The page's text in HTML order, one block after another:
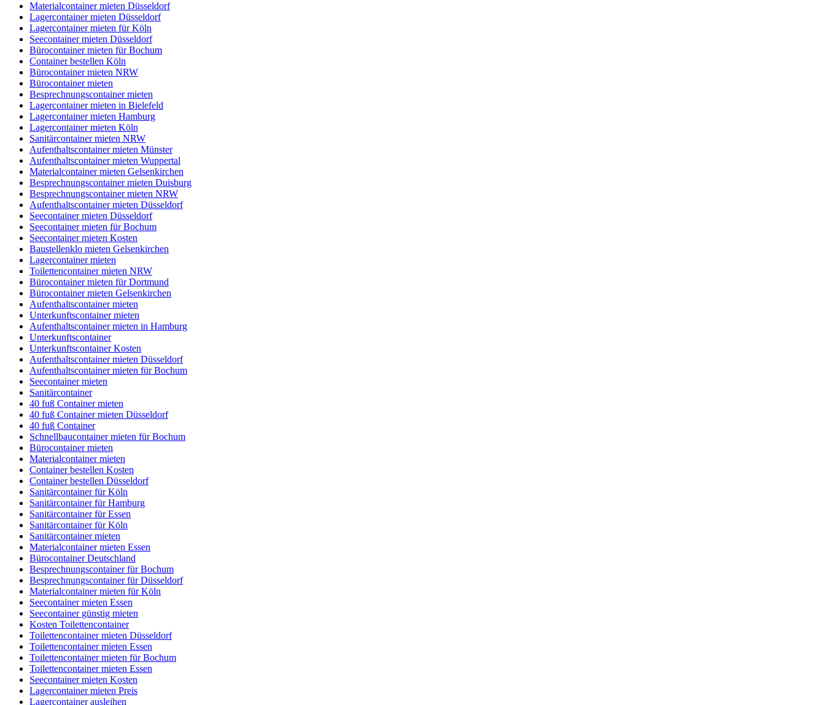
Materialcontainer mieten Düsseldorf
Lagercontainer mieten Düsseldorf
Lagercontainer mieten für Köln
Seecontainer mieten Düsseldorf
Bürocontainer mieten für Bochum
Container bestellen Köln
Bürocontainer mieten NRW
Bürocontainer mieten
Besprechnungscontainer mieten
Lagercontainer mieten in Bielefeld
Lagercontainer mieten Hamburg
Lagercontainer mieten Köln
Sanitärcontainer mieten NRW
Aufenthaltscontainer mieten Münster
Aufenthaltscontainer mieten Wuppertal
Materialcontainer mieten Gelsenkirchen
Besprechnungscontainer mieten Duisburg
Besprechnungscontainer mieten NRW
Aufenthaltscontainer mieten Düsseldorf
Seecontainer mieten Düsseldorf
Seecontainer mieten für Bochum
Seecontainer mieten Kosten
Baustellenklo mieten Gelsenkirchen
Lagercontainer mieten
Toilettencontainer mieten NRW
Bürocontainer mieten für Dortmund
Bürocontainer mieten Gelsenkirchen
Aufenthaltscontainer mieten
Unterkunftscontainer mieten
Aufenthaltscontainer mieten in Hamburg
Unterkunftscontainer
Unterkunftscontainer Kosten
Aufenthaltscontainer mieten Düsseldorf
Aufenthaltscontainer mieten für Bochum
Seecontainer mieten
Sanitärcontainer
40 fuß Container mieten
40 fuß Container mieten Düsseldorf
40 fuß Container
Schnellbaucontainer mieten für Bochum
Bürocontainer mieten
Materialcontainer mieten
Container bestellen Kosten
Container bestellen Düsseldorf
Sanitärcontainer für Köln
Sanitärcontainer für Hamburg
Sanitärcontainer für Essen
Sanitärcontainer für Köln
Sanitärcontainer mieten
Materialcontainer mieten Essen
Bürocontainer Deutschland
Besprechnungscontainer für Bochum
Besprechnungscontainer für Düsseldorf
Materialcontainer mieten für Köln
Seecontainer mieten Essen
Seecontainer günstig mieten
Kosten Toilettencontainer
Toilettencontainer mieten Düsseldorf
Toilettencontainer mieten Essen
Toilettencontainer mieten für Bochum
Toilettencontainer mieten Essen
Seecontainer mieten Kosten
Lagercontainer mieten Preis
Lagercontainer ausleihen